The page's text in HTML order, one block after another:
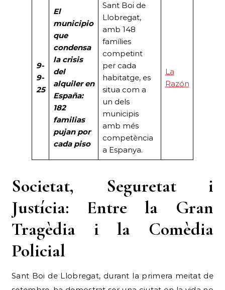
9-
9-
25
El
municipio
que
condensa
la crisis
del
alquiler en
España:
182
familias
pujan por
cada piso
Sant Boi de
Llobregat,
amb 148
famílies
competint
per cada
habitatge, es
situa com a
un dels
municipis
amb més
competència
a Espanya.
La
Razón
Societat, Seguretat i
Justícia: Entre la Gran
Tragèdia i la Comèdia
Policial
Sant Boi de Llobregat, durant la primera meitat de